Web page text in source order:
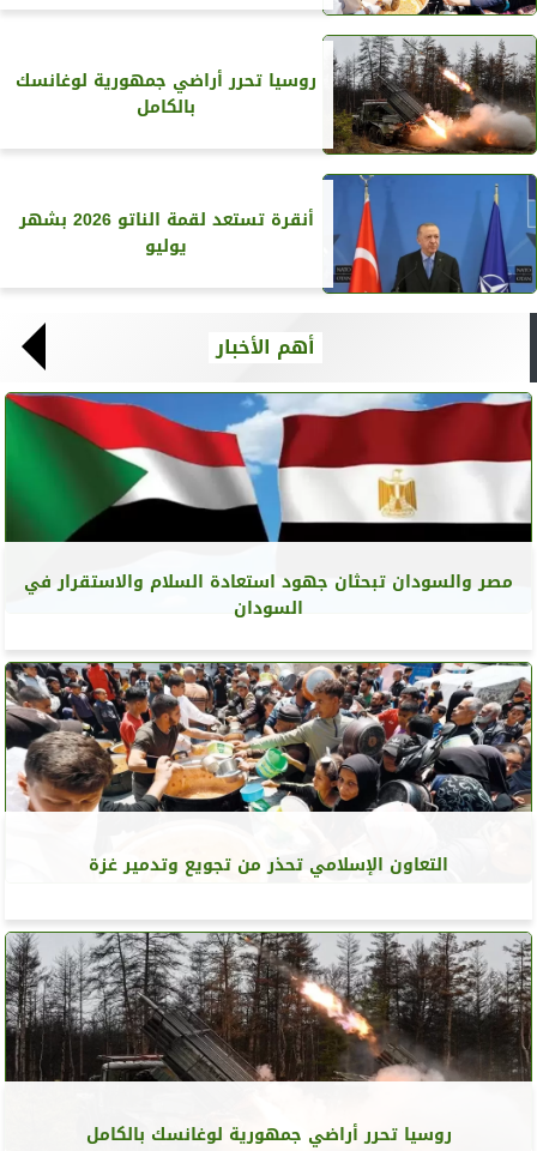
روسيا تحرر أراضي جمهورية لوغانسك
بالكامل
أنقرة تستعد لقمة الناتو 2026 بشهر
يوليو
أهم الأخبار
مصر والسودان تبحثان جهود استعادة السلام والاستقرار في
السودان
التعاون الإسلامي تحذر من تجويع وتدمير غزة
روسيا تحرر أراضي جمهورية لوغانسك بالكامل